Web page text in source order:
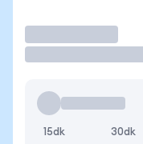
15dk 30dk